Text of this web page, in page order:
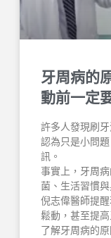
牙周病的
動前一定
許多人發現刷
認為只是小問
訊。
事實上，牙周
菌、生活習慣
倪志偉醫師提
鬆動，甚至提
了解牙周病的